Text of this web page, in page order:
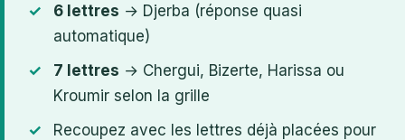
6 lettres → Djerba (réponse quasi
automatique)
7 lettres → Chergui, Bizerte, Harissa ou
Kroumir selon la grille
Recoupez avec les lettres déjà placées pour